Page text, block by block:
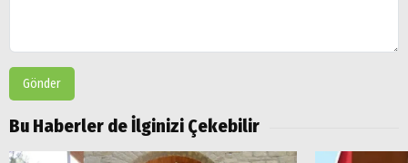
Gönder
Bu Haberler de İlginizi Çekebilir